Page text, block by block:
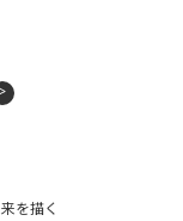
を描く